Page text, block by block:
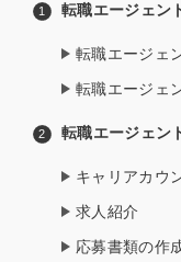
転職エージェン
転職エージェ
転職エージェ
転職エージェン
キャリアカウ
求人紹介
応募書類の作